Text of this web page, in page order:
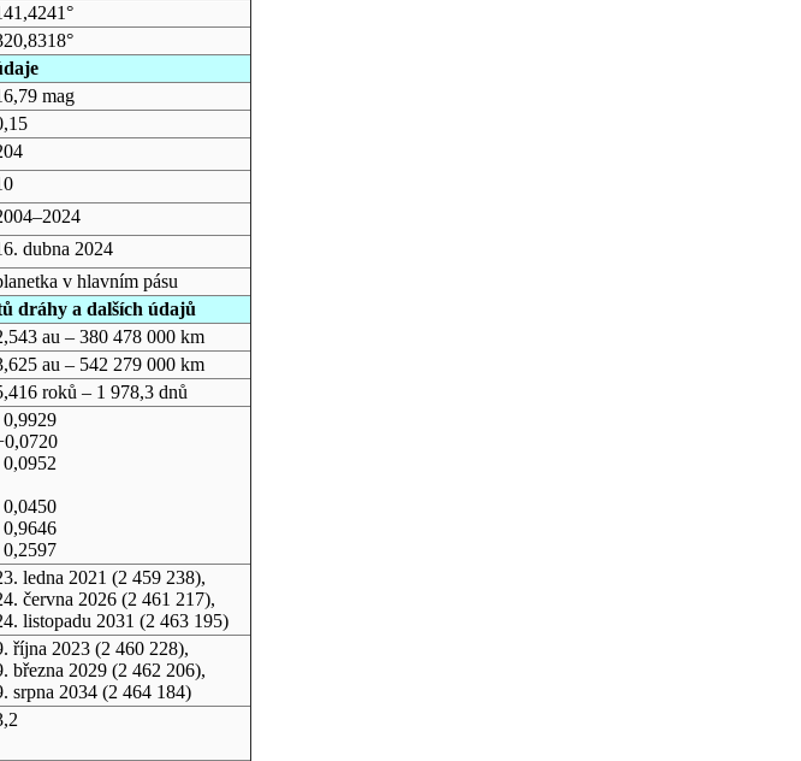
mag
dubna 2024
v hlavním pásu
dráhy a dalších údajů
au – 380 478 000 km
au – 542 279 000 km
roků – 1 978,3 dnů
0,9929
0,0952
0,0450
0,9646
0,2597
ledna 2021 (2 459 238),
června 2026(2 461 217),
listopadu 2031 (2 463 195)
října 2023(2 460 228),
března 2029(2 462 206),
srpna 2034(2 464 184)